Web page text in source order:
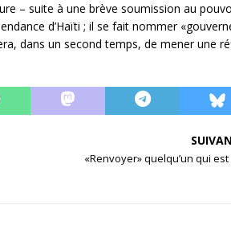
– suite à une brève soumission au
d’Haïti ; il se fait nommer
dans un second temps, de mener une
«Renvoyer» quelqu’un qui est